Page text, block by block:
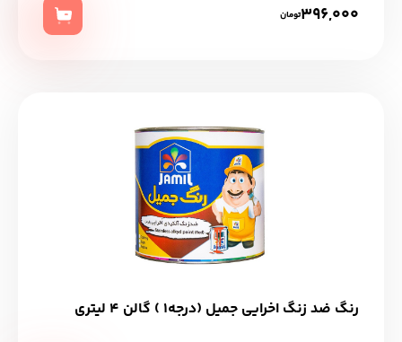
396,000تومان
رنگ ضد زنگ اخرایی جمیل (درجه1 ) گالن 4 لیتری